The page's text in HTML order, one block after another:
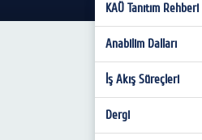
KAÜ Tanıtım Rehberi
Anabilim Dalları
Biyoloji Anabilim Dalı
Ders İçerikleri
Fizik Anabilim Dalı
İş Akış Süreçleri
Dergi